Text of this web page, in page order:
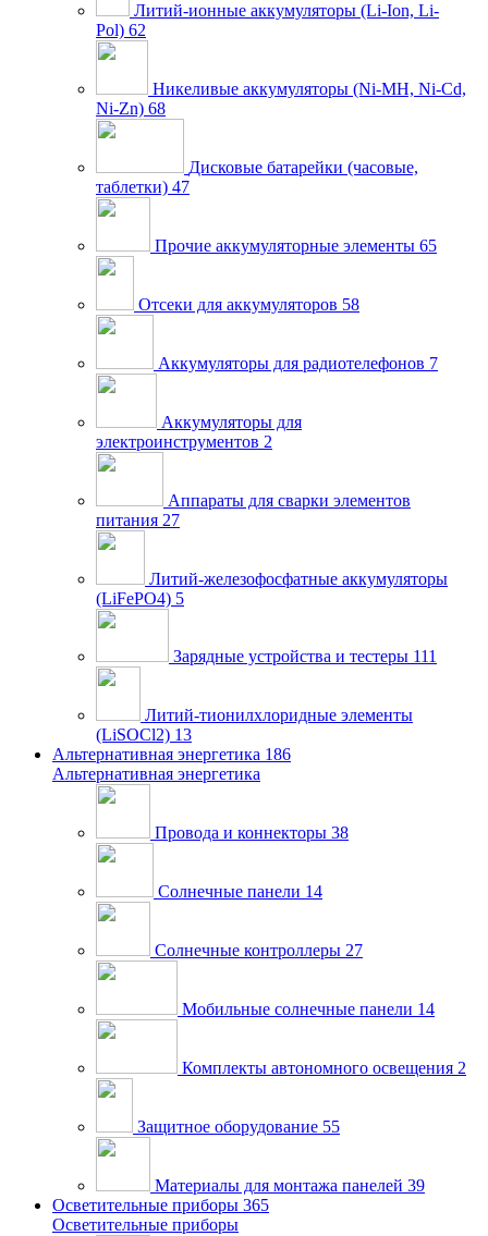
Литий-ионные аккумуляторы (Li-Ion, Li-
Pol) 62
Никеливые аккумуляторы (Ni-MH, Ni-Cd,
Ni-Zn) 68
Дисковые батарейки (часовые,
таблетки) 47
Прочие аккумуляторные элементы 65
Отсеки для аккумуляторов 58
Аккумуляторы для радиотелефонов 7
Аккумуляторы для
электроинструментов 2
Аппараты для сварки элементов
питания 27
Литий-железофосфатные аккумуляторы
(LiFePO4) 5
Зарядные устройства и тестеры 111
Литий-тионилхлоридные элементы
(LiSOCl2) 13
Альтернативная энергетика 186
Альтернативная энергетика
Провода и коннекторы 38
Солнечные панели 14
Солнечные контроллеры 27
Мобильные солнечные панели 14
Комплекты автономного освещения 2
Защитное оборудование 55
Материалы для монтажа панелей 39
Осветительные приборы 365
Осветительные приборы